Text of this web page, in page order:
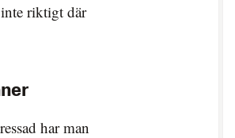
riktigt där
har man